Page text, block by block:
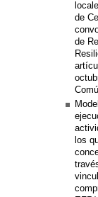
de
de
los